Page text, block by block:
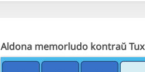
Aldona memorludo kontraŭ Tux